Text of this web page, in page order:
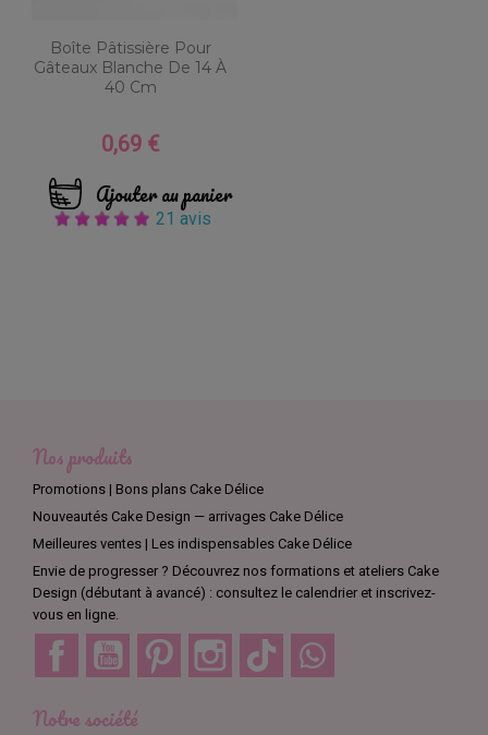
Boîte Pâtissière Pour
Gâteaux Blanche De 14 À
40 Cm
Prix
0,69 €
Ajouter au panier
21 avis
Nos produits
Promotions | Bons plans Cake Délice
Nouveautés Cake Design — arrivages Cake Délice
Meilleures ventes | Les indispensables Cake Délice
Envie de progresser ? Découvrez nos formations et ateliers Cake
Design (débutant à avancé) : consultez le calendrier et inscrivez-
vous en ligne.
Facebook YouTube Pinterest Instagram TikTok
Notre société